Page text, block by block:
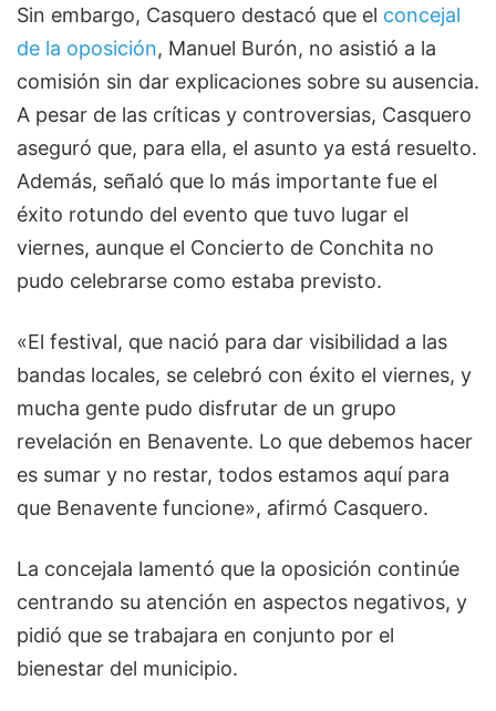
Sin embargo, Casquero destacó que el concejal
de la oposición, Manuel Burón, no asistió a la
comisión sin dar explicaciones sobre su ausencia.
A pesar de las críticas y controversias, Casquero
aseguró que, para ella, el asunto ya está resuelto.
Además, señaló que lo más importante fue el
éxito rotundo del evento que tuvo lugar el
viernes, aunque el Concierto de Conchita no
pudo celebrarse como estaba previsto.
«El festival, que nació para dar visibilidad a las
bandas locales, se celebró con éxito el viernes, y
mucha gente pudo disfrutar de un grupo
revelación en Benavente. Lo que debemos hacer
es sumar y no restar, todos estamos aquí para
que Benavente funcione», afirmó Casquero.
La concejala lamentó que la oposición continúe
centrando su atención en aspectos negativos, y
pidió que se trabajara en conjunto por el
bienestar del municipio.